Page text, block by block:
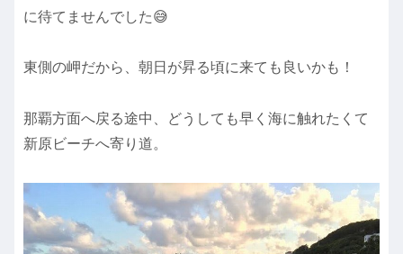
に待てませんでした😅
東側の岬だから、朝日が昇る頃に来ても良いかも！
那覇方面へ戻る途中、どうしても早く海に触れたくて
新原ビーチへ寄り道。